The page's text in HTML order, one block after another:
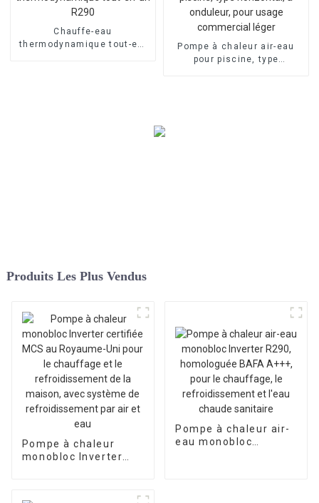
Chauffe-eau
thermodynamique tout-en-
Pompe à chaleur air-eau
pour piscine, type
Produits Les Plus Vendus
Pompe à chaleur
monobloc Inverter
Pompe à chaleur air-
eau monobloc